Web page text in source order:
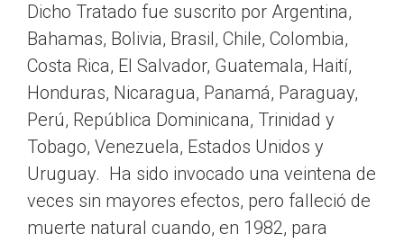
Dicho Tratado fue suscrito por Argentina,
Bahamas, Bolivia, Brasil, Chile, Colombia,
Costa Rica, El Salvador, Guatemala, Haití,
Honduras, Nicaragua, Panamá, Paraguay,
Perú, República Dominicana, Trinidad y
Tobago, Venezuela, Estados Unidos y
Uruguay. Ha sido invocado una veintena de
veces sin mayores efectos, pero falleció de
muerte natural cuando, en 1982, para